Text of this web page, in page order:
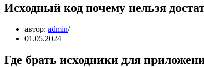
Исходный код почему нельзя
автор: admin
01.05.2024
Где брать исходники для